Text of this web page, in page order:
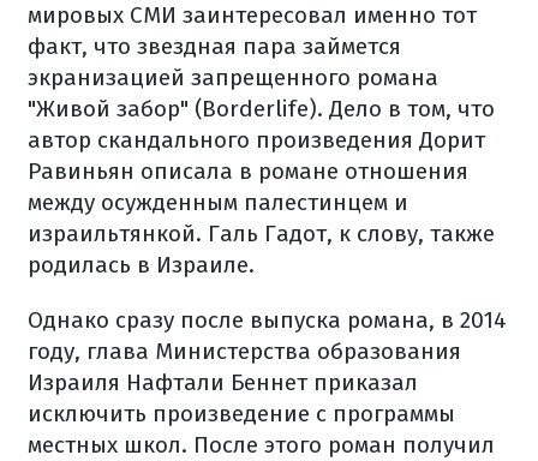
мировых СМИ заинтересовал именно тот
факт, что звездная пара займется
экранизацией запрещенного романа
"Живой забор" (Borderlife). Дело в том, что
автор скандального произведения Дорит
Равиньян описала в романе отношения
между осужденным палестинцем и
израильтянкой. Галь Гадот, к слову, также
родилась в Израиле.
Однако сразу после выпуска романа, в 2014
году, глава Министерства образования
Израиля Нафтали Беннет приказал
исключить произведение с программы
местных школ. После этого роман получил